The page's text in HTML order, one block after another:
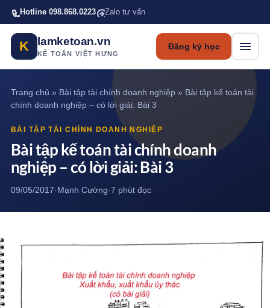
Bỏ qua tới nội dung chính
Hotline 098.868.0223 Zalo tư vấn
K lamketoan.vn
KẾ TOÁN VIỆT HƯNG
Đăng ký học
Trang chủ » Bài tập tài chính doanh nghiệp» Bài tập kế toán tài
chính doanh nghiệp – có lời giải: Bài 3
BÀI TẬP TÀI CHÍNH DOANH NGHIỆP
Bài tập kế toán tài chính doanh
nghiệp – có lời giải: Bài 3
09/05/2017·Mạnh Cường·7 phút đọc